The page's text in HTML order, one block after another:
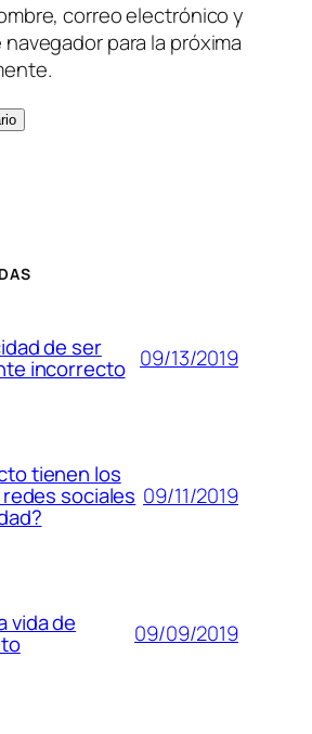
correo electrónico y
para la próxima
de ser
incorrecto 09/13/2019
tienen los
sociales 09/11/2019
vida de 09/09/2019